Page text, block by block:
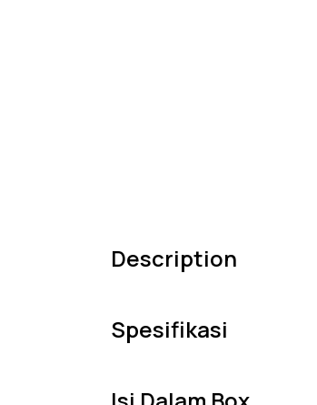
Description
Spesifikasi